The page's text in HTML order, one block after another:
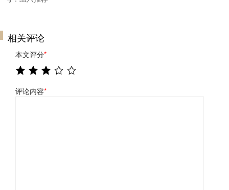
相关评论
本文评分*
评论内容*